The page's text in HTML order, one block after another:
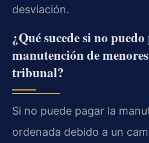
desviación.
¿Qué sucede si no
manutención de
tribunal?
Si no puede pagar la
ordenada debido a un